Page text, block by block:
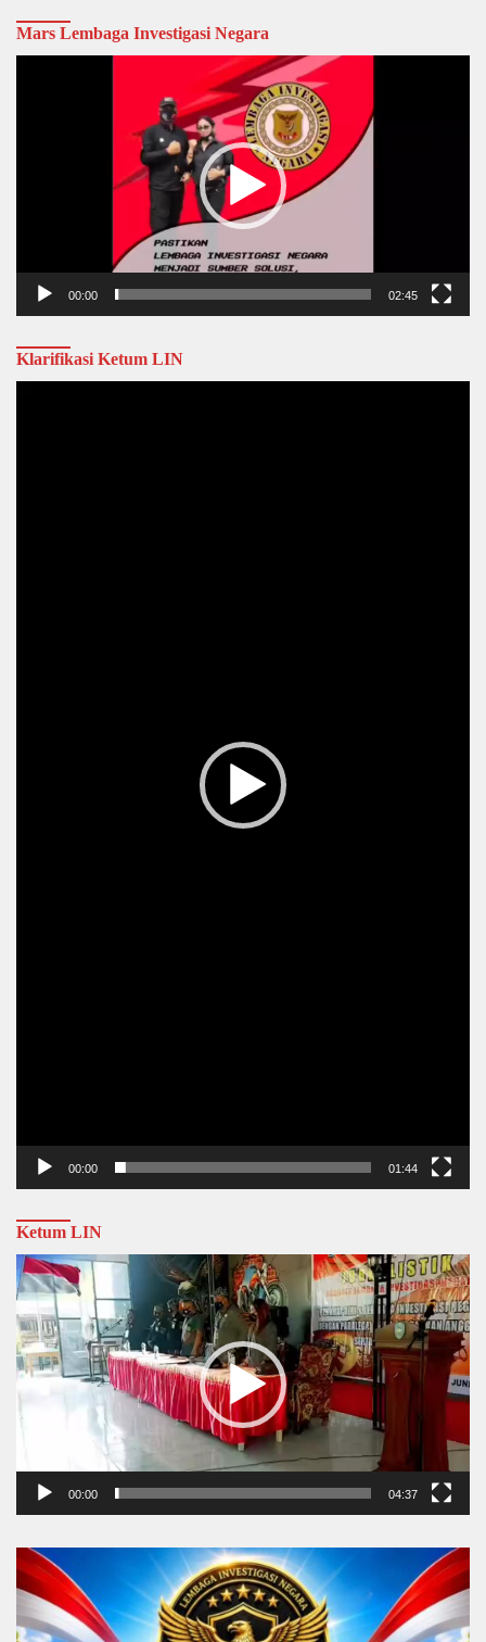
Mars Lembaga Investigasi Negara
00:00 02:45
Klarifikasi Ketum LIN
00:00 01:44
Ketum LIN
Video
Player
00:00 04:37